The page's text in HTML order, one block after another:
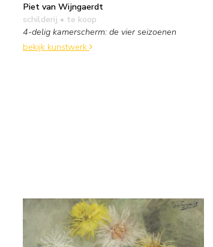
Piet van Wijngaerdt
schilderij • te koop
4-delig kamerscherm: de vier seizoenen
bekijk kunstwerk